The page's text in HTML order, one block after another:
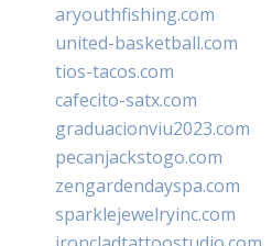
aryouthfishing.com
united-basketball.com
tios-tacos.com
cafecito-satx.com
graduacionviu2023.com
pecanjackstogo.com
zengardendayspa.com
sparklejewelryinc.com